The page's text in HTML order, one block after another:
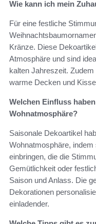
Wie kann ich mein
Für eine festliche
Kränze. Diese
Atmosphäre und sind
kalten Jahreszeit.
warme Decken und
Welchen Einfluss
Wohnatmosphäre?
Saisonale Dekoartikel
Wohnatmosphäre,
einbringen, die die
Gemütlichkeit oder
Saison und Anlass. Die
Dekorationen
einladender.